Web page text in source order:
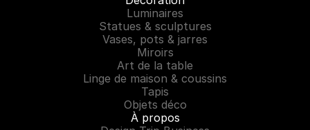
Luminaires
Statues & sculptures
Vases, pots & jarres
Miroirs
Art de la table
Linge de maison & coussins
Tapis
Objets déco
À propos